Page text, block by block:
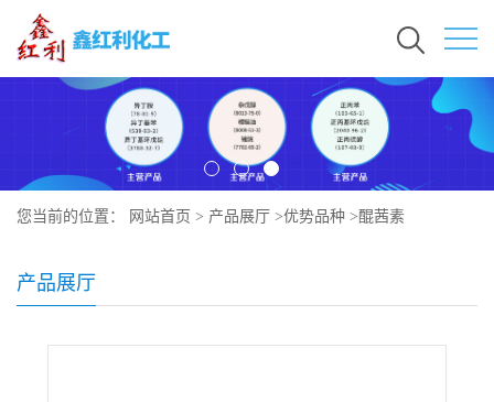
您当前的位置： 网站首页 > 产品展厅 >优势品种 >醌茜素
产品展厅